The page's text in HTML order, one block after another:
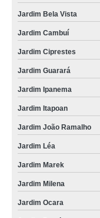
Jardim Bela Vista
Jardim Cambuí
Jardim Ciprestes
Jardim Guarará
Jardim Ipanema
Jardim Itapoan
Jardim João Ramalho
Jardim Léa
Jardim Marek
Jardim Milena
Jardim Ocara